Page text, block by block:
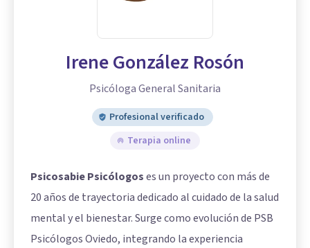
Irene González Rosón
Psicóloga General Sanitaria
Profesional verificado
Terapia online
Psicosabie Psicólogoses un proyecto con más de
20 años de trayectoria dedicado al cuidado de la salud
mental y el bienestar. Surge como evolución de PSB
Psicólogos Oviedo, integrando la experiencia